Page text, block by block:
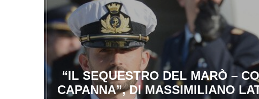
“IL SEQUESTRO DEL MARÒ –
CAPANNA”, DI MASSIMILIANO